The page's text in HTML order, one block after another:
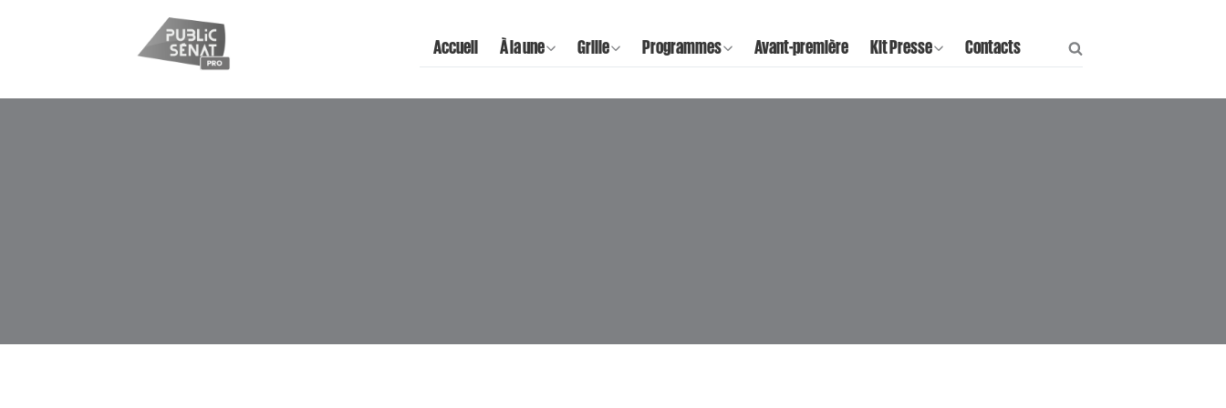
Accueil À la une Grille Programmes Avant-première Kit Presse Contacts